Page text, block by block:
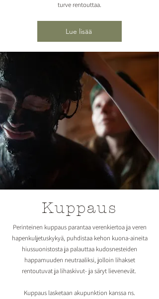
turve rentouttaa.
Lue lisää
Kuppaus
Perinteinen kuppaus parantaa verenkiertoa ja veren
hapenkuljetuskykyä, puhdistaa kehon kuona-aineita
hiussuonistosta ja palauttaa kudosnesteiden
happamuuden neutraaliksi, jolloin lihakset
rentoutuvat ja lihaskivut- ja säryt lievenevät.
Kuppaus lasketaan akupunktion kanssa ns.